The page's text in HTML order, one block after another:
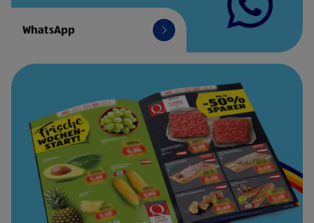
WhatsApp